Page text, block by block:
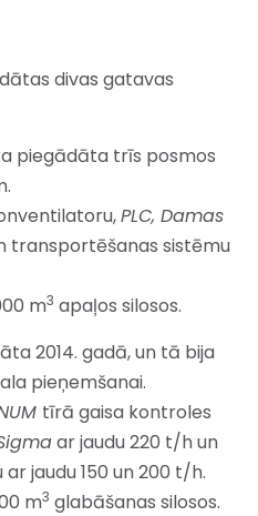
divas gatavas
piegādāta trīs posmos
PLC, Damas
transportēšanas sistēmu
m3 apaļos silosos.
2014. gadā, un tā bija
pieņemšanai.
tīrā gaisa kontroles
ar jaudu 220 t/h un
jaudu 150 un 200 t/h.
m3 glabāšanas silosos.